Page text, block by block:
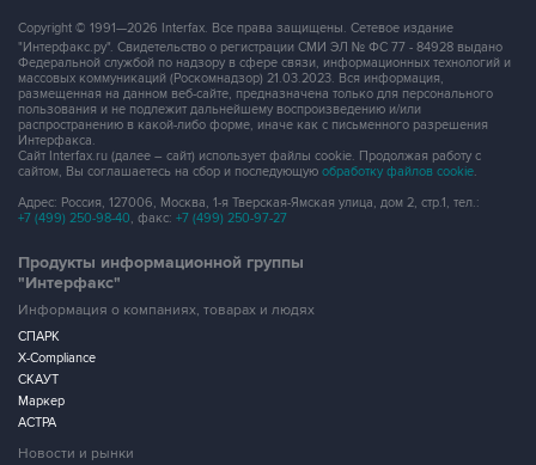
Copyright © 1991—2026 Interfax. Все права защищены. Сетевое издание
"Интерфакс.ру". Свидетельство о регистрации СМИ ЭЛ № ФС 77 - 84928 выдано
Федеральной службой по надзору в сфере связи, информационных технологий и
массовых коммуникаций (Роскомнадзор) 21.03.2023. Вся информация,
размещенная на данном веб-сайте, предназначена только для персонального
пользования и не подлежит дальнейшему воспроизведению и/или
распространению в какой-либо форме, иначе как с письменного разрешения
Интерфакса.
Сайт Interfax.ru (далее – сайт) использует файлы cookie. Продолжая работу с
сайтом, Вы соглашаетесь на сбор и последующую обработку файлов cookie.
Адрес: Россия, 127006, Москва, 1-я Тверская-Ямская улица, дом 2, стр.1, тел.:
+7 (499) 250-98-40, факс: +7 (499) 250-97-27
Продукты информационной группы
"Интерфакс"
Информация о компаниях, товарах и людях
СПАРК
X-Compliance
СКАУТ
Маркер
АСТРА
Новости и рынки